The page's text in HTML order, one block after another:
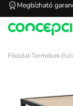
Megbízható
Főoldal›Termékek›